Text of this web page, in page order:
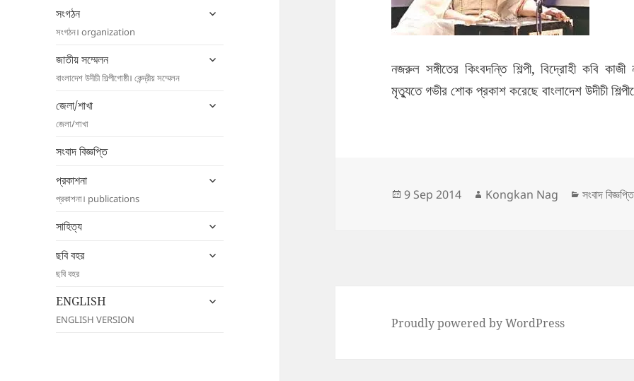
সংগঠন
সংগঠন। organization
expand
জাতীয় সম্মেলন
বাংলাদেশ উদীচী শিল্পীগোষ্ঠী। কেন্দ্রীয় সম্মেলন
expand
জেলা/শাখা
জেলা/শাখা
expand
সংবাদ বিজ্ঞপ্তি
প্রকাশনা
প্রকাশনা। publications
expand
সাহিত্য
expand
menu
ছবি বহর
ছবি বহর
expand
ENGLISH
ENGLISH VERSION
expand
নজরুল সঙ্গীতের কিংবদন্তি শিল্পী, বিদ্রোহী কবি
মৃত্যুতে গভীর শোক প্রকাশ করেছে বাংলাদেশ উদীচী
Posted
9 Sep 2014 Author
Kongkan Nag Categories
সংবাদ বিজ্ঞপ্তি
Proudly powered by WordPress